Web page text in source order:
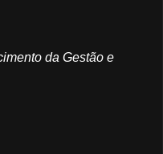
da Gestão e